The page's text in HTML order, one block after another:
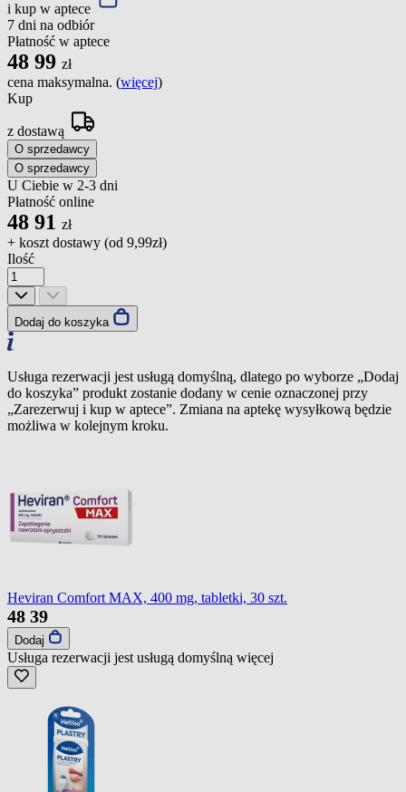
i kup w aptece
7 dni na odbiór
Płatność w aptece
48 99 zł
cena maksymalna. (więcej)
Kup
z dostawą
O sprzedawcy
O sprzedawcy
U Ciebie w 2-3 dni
Płatność online
48 91 zł
+ koszt dostawy (od 9,99zł)
Ilość
Dodaj do koszyka
Usługa rezerwacji jest usługą domyślną, dlatego po wyborze „Dodaj
do koszyka” produkt zostanie dodany w cenie oznaczonej przy
„Zarezerwuj i kup w aptece”. Zmiana na aptekę wysyłkową będzie
możliwa w kolejnym kroku.
Heviran Comfort MAX, 400 mg, tabletki, 30 szt.
48 39
Dodaj
Usługa rezerwacji jest usługą domyślną więcej